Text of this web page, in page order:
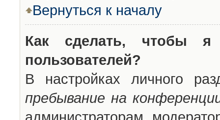
Вернуться к началу
Как сделать, чтобы
пользователей?
В настройках личного
пребывание на